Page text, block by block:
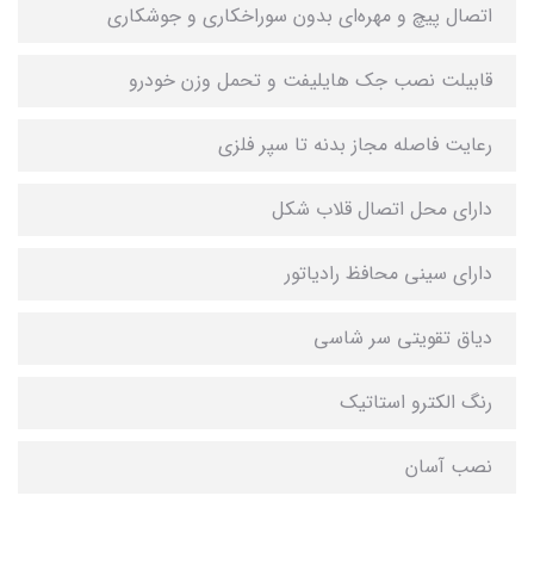
اتصال پیچ و مهره‌ای بدون سوراخکاری و جوشکاری
قابیلت نصب جک هایلیفت و تحمل وزن خودرو
رعایت فاصله مجاز بدنه تا سپر فلزی
دارای محل اتصال قلاب شکل
دارای سینی محافظ رادیاتور
دیاق تقویتی سر شاسی
رنگ الکترو استاتیک
نصب آسان